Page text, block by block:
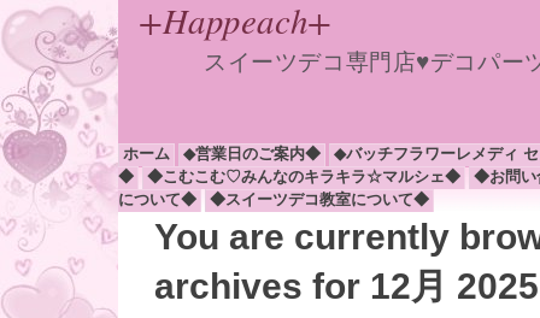
+Happeach+
スイーツデコ専門店♥デコパ
ホーム ◆営業日のご案内◆
◆バッチフラワーレメディ
◆
◆こむこむ♡みんなのキラキラ☆マルシェ◆
◆お問
について◆
◆スイーツデコ教室について◆
You are currently
archives for 12月 2025